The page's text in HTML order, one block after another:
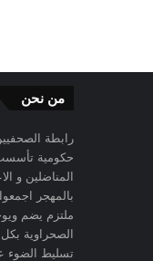
من نحن
رابطة
المناضلين و
بالمهجر
ملتزم يضم
الصحراوية
تسليط الضوء